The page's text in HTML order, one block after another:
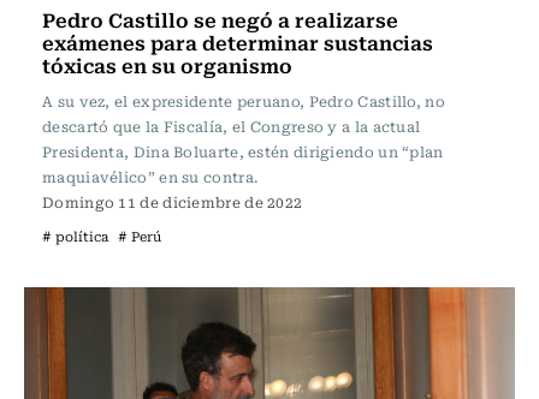
Pedro Castillo se negó a realizarse
exámenes para determinar sustancias
tóxicas en su organismo
A su vez, el expresidente peruano, Pedro Castillo, no
descartó que la Fiscalía, el Congreso y a la actual
Presidenta, Dina Boluarte, estén dirigiendo un “plan
maquiavélico” en su contra.
Domingo 11 de diciembre de 2022
# política # Perú